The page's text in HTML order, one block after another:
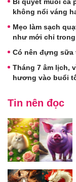
không nổi váng
Mẹo làm sạch
như mới chỉ
Có nên đựng
Tháng 7 âm lịch,
hương vào buổi
Tin nên đọc